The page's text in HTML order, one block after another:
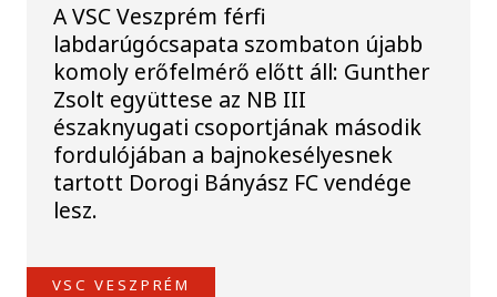
A VSC Veszprém férfi
labdarúgócsapata szombaton újabb
komoly erőfelmérő előtt áll: Gunther
Zsolt együttese az NB III
északnyugati csoportjának második
fordulójában a bajnokesélyesnek
tartott Dorogi Bányász FC vendége
lesz.
VSC VESZPRÉM